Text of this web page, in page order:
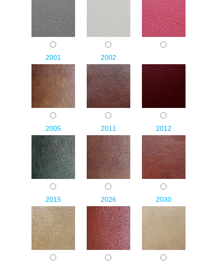
2001 2002
2005 2011 2012
2015 2026 2030